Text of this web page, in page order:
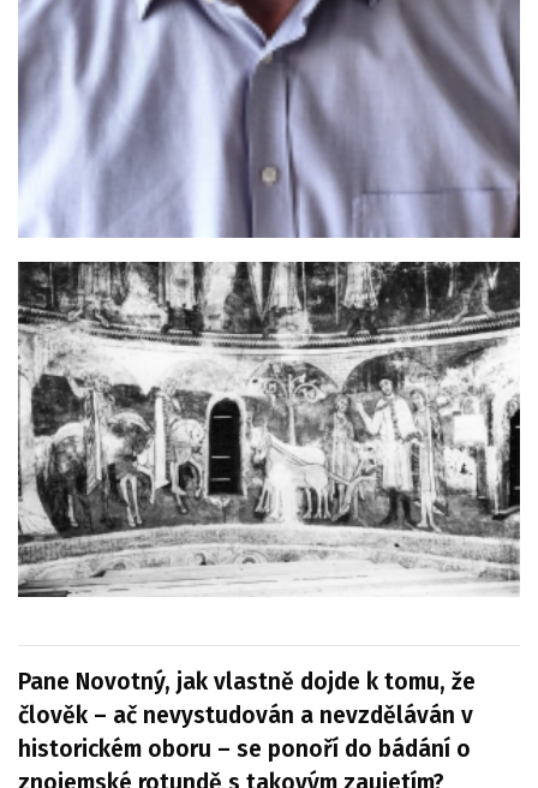
Pane Novotný, jak vlastně dojde k tomu, že
člověk – ač nevystudován a nevzděláván v
historickém oboru – se ponoří do bádání o
znojemské rotundě s takovým zaujetím?